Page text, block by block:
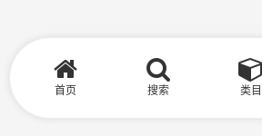
首页 搜索 类目